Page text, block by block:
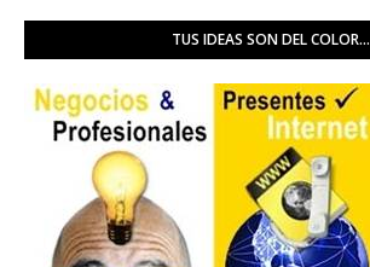
TUS IDEAS SON DEL COLOR...